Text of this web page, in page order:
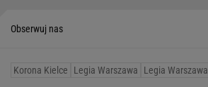
Obserwuj nas
Korona Kielce Legia Warszawa Legia Warszawa